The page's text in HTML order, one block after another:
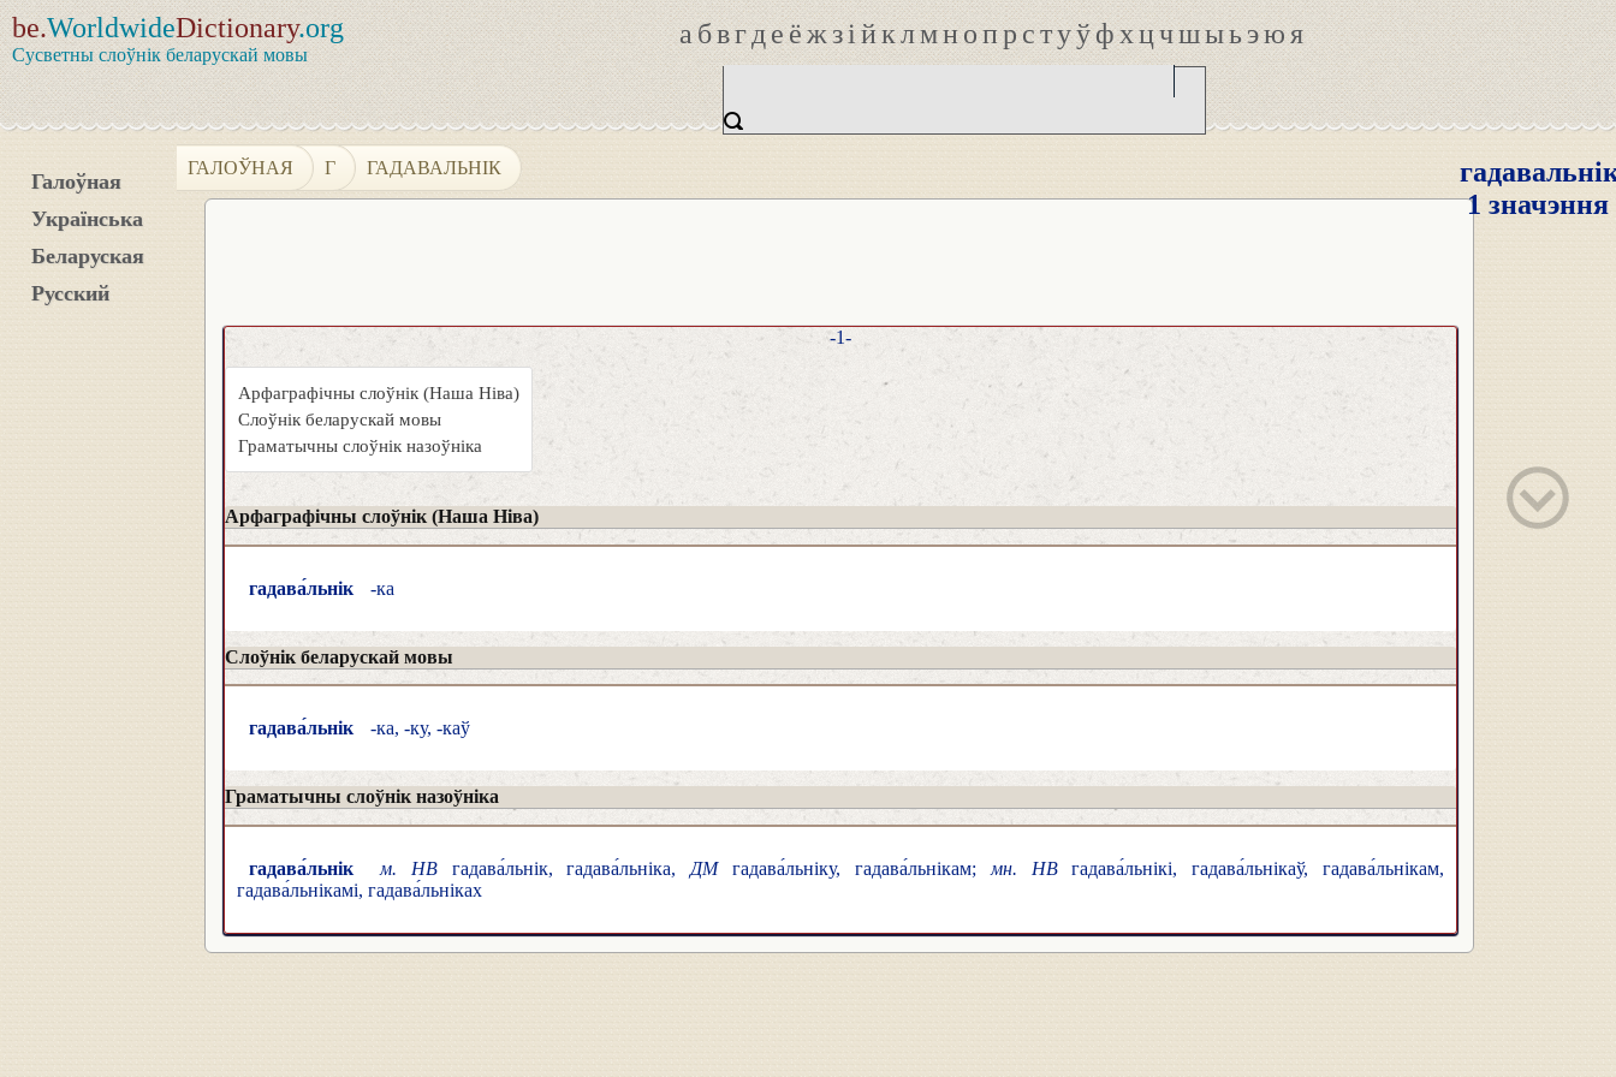
be.WorldwideDictionary.org
Сусветны слоўнік беларускай мовы
абвгдеёжзійклмнопрстуўфхцчшыьэюя
Галоўная
Українська
Беларуская
Русский
ГАЛОЎНАЯ Г ГАДАВАЛЬНІК
1 значэння
-1-
Арфаграфічны слоўнік (Наша Ніва)
Слоўнік беларускай мовы
Граматычны слоўнік назоўніка
Арфаграфічны слоўнік (Наша Ніва)
гадава́льнік -ка
Слоўнік беларускай мовы
гадава́льнік -ка, -ку, -каў
Граматычны слоўнік назоўніка
гадава́льнік м. НВгадава́льнік, гадава́льніка, ДМгадава́льніку, гадава́льнікам; мн. НВгадава́льнікі, гадава́льнікаў, гадава́льнікам,
гадава́льнікамі, гадава́льніках